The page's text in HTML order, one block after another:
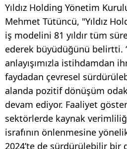
Yıldız Holding Yönetim
Mehmet Tütüncü, "Yıldız
iş modelini 81 yıldır tüm
ederek büyüdüğünü belirtti.
anlayışımızla istihdamdan
faydadan çevresel
alanda pozitif dönüşüm
devam ediyor. Faaliyet
sektörlerde kaynak
israfının önlenmesine
2024’te de sürdürülebilir bir